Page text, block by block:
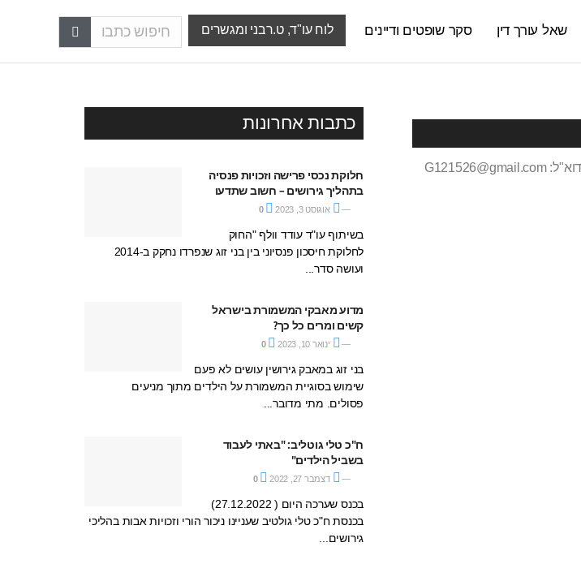
שאל עורך דין סקר שופטים ודיינים לוח עו"ד, ט.רבני ומגשרים
כתבות אחרונות
חלוקת נכסי פרישה וזכויות פנסיה
בתהליך גירושים – חשוב שתדעו
אוגוסט 3, 2023 0
בשיתוף עו"ד עודד וולף "החוק
לחלוקת חיסכון פנסיוני בין בני זוג שנפרדו נחקק ב-2014
ועושה סדר...
מדוע מאבקי המשמורת בישראל
קשים ומרים כל כך?
ינואר 10, 2023 0
בני זוג במאבק גירושין עושים לא פעם
שימוש בסוגיית המשמורת על הילדים מתוך מניעים
פסולים. מתי מדובר...
ח"כ טלי גוטליב: "באתי לעבוד
בשביל הילדים"
דצמבר 27, 2022 0
בכנס שערכה היום ( 27.12.2022)
בכנסת ח"כ טלי גולטיב שעניינו ניכור הורי וזכויות אבות בהליכי
גירושים...